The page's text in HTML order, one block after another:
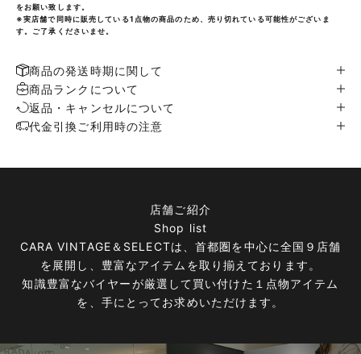
をお願い致します。
※実店舗で同時に販売している1点物の商品のため、売り切れている可能性がございま
す。ご了承くださいませ。
商品の発送時期に関して
商品ランクについて
返品・キャンセルについて
代金引換ご利用時の注意
店舗ご紹介
Shop list
CARA VINTAGE＆SELECTは、首都圏を中心に全国９店舗
を展開し、豊富なアイテムを取り揃えております。
知識豊富なバイヤーが厳選して買い付けた１点物アイテム
を、手にとってお求めいただけます。